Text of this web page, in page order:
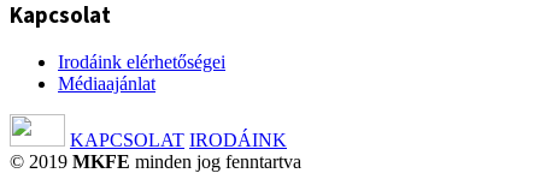
Kapcsolat
Irodáink elérhetőségei
Médiaajánlat
KAPCSOLAT IRODÁINK
© 2019 MKFE minden jog fenntartva